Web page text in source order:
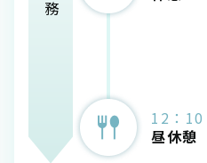
12：10
昼休憩